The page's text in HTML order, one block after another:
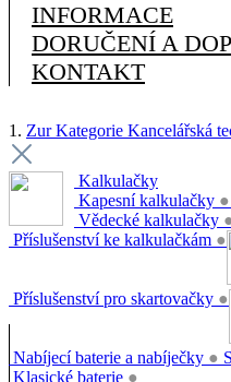
INFORMACE
DORUČENÍ A
KONTAKT
1. Zur Kategorie Kancelářská
Kalkulačky
Kapesní kalkulačky ●
Vědecké kalkulačky
Příslušenství ke kalkulačkám ●
Příslušenství pro skartovačky ●
Nabíjecí baterie a nabíječky ●
Klasické baterie ●